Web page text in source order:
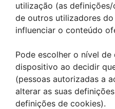
utilização (as
de outros utilizadores
influenciar o conteúdo
Pode escolher o nível
dispositivo ao decidir
(pessoas autorizadas a
alterar as suas
definições de cookies).